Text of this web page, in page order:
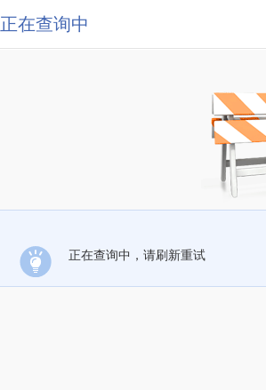
正在查询中
正在查询中，请刷新重试